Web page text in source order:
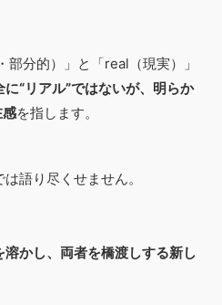
分的）」と「real（現実）」
に“リアル”ではないが、明らか
感を指します。
語り尽くせません。
かし、両者を橋渡しする新し